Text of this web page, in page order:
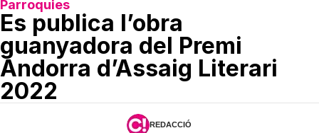
Parroquies
Es publica l’obra
guanyadora del Premi
Andorra d’Assaig Literari
2022
REDACCIÓ